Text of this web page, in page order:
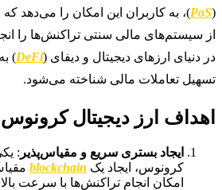
(
PoS)، به کاربران این امکان را می‌دهد
از سیستم‌های مالی سنتی تراکنش‌ها را
در دنیای ارزهای دیجیتال و دیفای (DeFi
)
تسهیل تعاملات مالی شناخته می‌شود.
اهداف ارز دیجیتال کرونوس
ایجاد بستری سریع و مقیاس‌پذیر :
کرونوس، ایجاد یک blockchain
امکان انجام تراکنش‌ها با سرعت